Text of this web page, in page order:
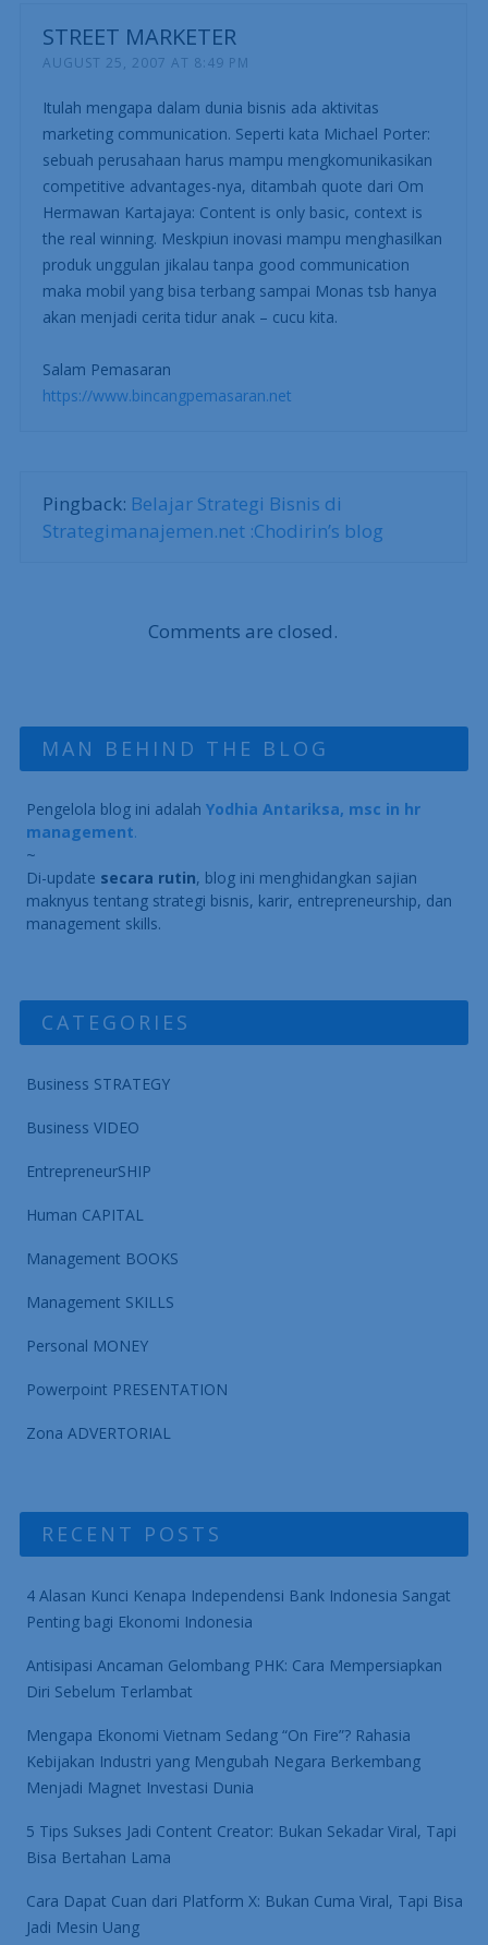
STREET MARKETER
AUGUST 25, 2007 AT 8:49 PM
Itulah mengapa dalam dunia bisnis ada aktivitas
marketing communication. Seperti kata Michael Porter:
sebuah perusahaan harus mampu mengkomunikasikan
competitive advantages-nya, ditambah quote dari Om
Hermawan Kartajaya: Content is only basic, context is
the real winning. Meskpiun inovasi mampu menghasilkan
produk unggulan jikalau tanpa good communication
maka mobil yang bisa terbang sampai Monas tsb hanya
akan menjadi cerita tidur anak – cucu kita.
Salam Pemasaran
https://www.bincangpemasaran.net
Pingback: Belajar Strategi Bisnis di
Strategimanajemen.net :Chodirin’s blog
Comments are closed.
MAN BEHIND THE BLOG
Pengelola blog ini adalah Yodhia Antariksa, msc in hr
management.
~
Di-update secara rutin, blog ini menghidangkan sajian
maknyus tentang strategi bisnis, karir, entrepreneurship, dan
management skills.
CATEGORIES
Business STRATEGY
Business VIDEO
EntrepreneurSHIP
Human CAPITAL
Management BOOKS
Management SKILLS
Personal MONEY
Powerpoint PRESENTATION
Zona ADVERTORIAL
RECENT POSTS
4 Alasan Kunci Kenapa Independensi Bank Indonesia Sangat
Penting bagi Ekonomi Indonesia
Antisipasi Ancaman Gelombang PHK: Cara Mempersiapkan
Diri Sebelum Terlambat
Mengapa Ekonomi Vietnam Sedang “On Fire”? Rahasia
Kebijakan Industri yang Mengubah Negara Berkembang
Menjadi Magnet Investasi Dunia
5 Tips Sukses Jadi Content Creator: Bukan Sekadar Viral, Tapi
Bisa Bertahan Lama
Cara Dapat Cuan dari Platform X: Bukan Cuma Viral, Tapi Bisa
Jadi Mesin Uang